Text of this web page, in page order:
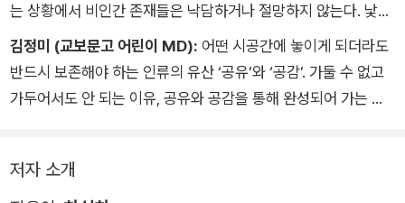
는 상황에서 비인간 존재들은 낙담하거나 절망하지 않는다. 낯선
외계인과 휴머노이드는 우릴 빤히 쳐다보며 인간인 너희는 왜 그
러지 못하느냐 묻는다. 입안에서 대답이 맴돈다면 이 이야기들을
읽어 볼 수밖에.
김정미 (교보문고 어린이 MD): 어떤 시공간에 놓이게 되더라도
반드시 보존해야 하는 인류의 유산 ‘공유’와 ‘공감’. 가둘 수 없고
가두어서도 안 되는 이유, 공유와 공감을 통해 완성되어 가는 존
이 없었다. 이 책을 통해 우리 아이들이 그 소중한 것들을 간직하
저자 소개